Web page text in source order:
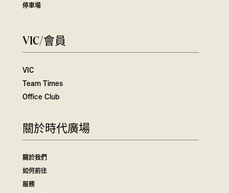
停車場
VIC/會員
VIC
Team Times
Office Club
關於時代廣場
關於我們
如何前往
服務